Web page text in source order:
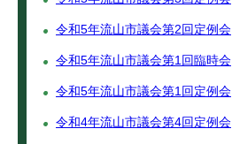
令和5年流山市議会第2回定例会
令和5年流山市議会第1回臨時会
令和5年流山市議会第1回定例会
令和4年流山市議会第4回定例会